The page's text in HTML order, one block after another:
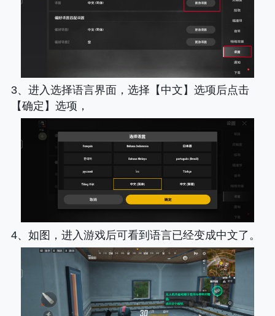
3、进入选择语言界面，选择【中文】选项后点击
【确定】选项，
4、如图，进入游戏后可看到语言已经变成中文了。